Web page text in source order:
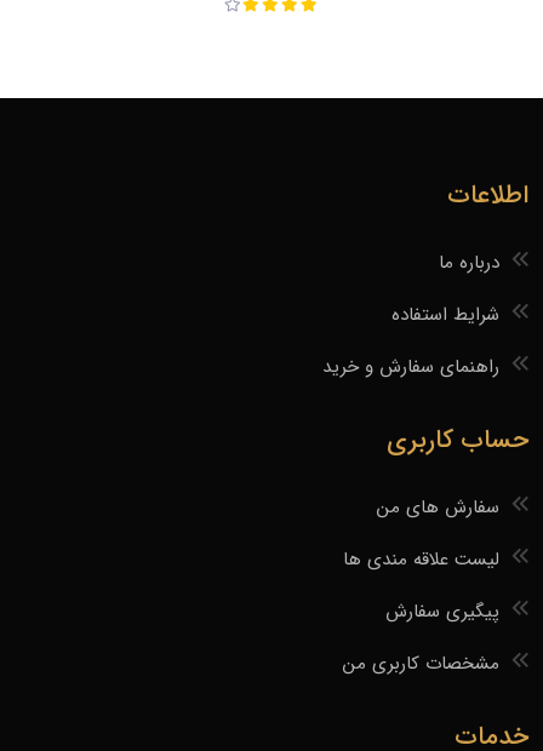
اطلاعات
درباره ما
شرایط استفاده
راهنمای سفارش و خرید
حساب کاربری
سفارش های من
لیست علاقه مندی ها
پیگیری سفارش
مشخصات کاربری من
خدمات